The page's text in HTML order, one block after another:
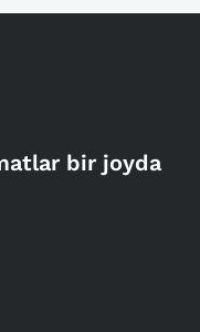
bir joyda